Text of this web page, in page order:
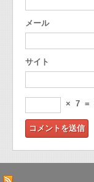
メール
サイト
× 7 =